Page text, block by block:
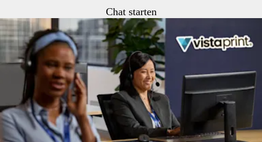
Chat starten